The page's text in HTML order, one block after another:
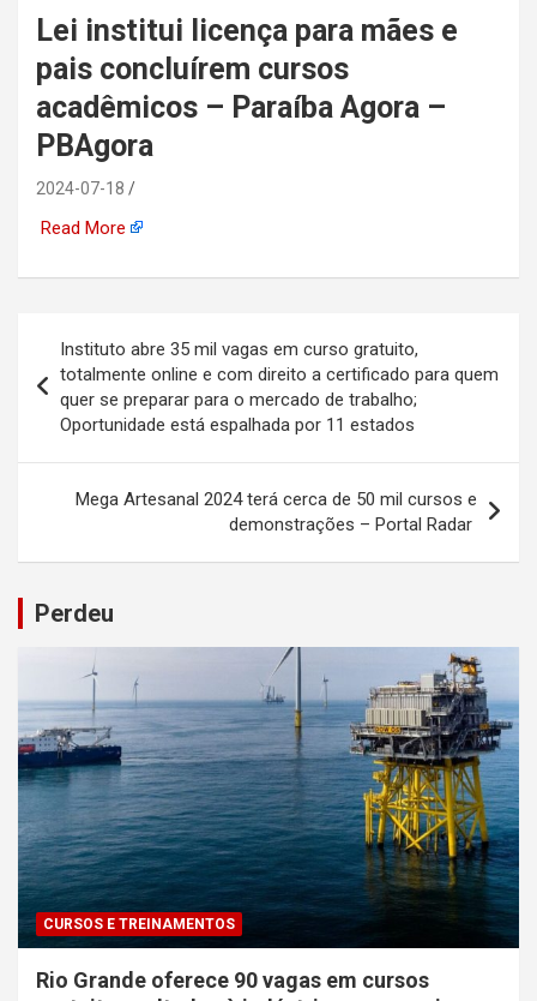
automotiva, mineração,
indústria naval, etc
Lei institui licença para mães e
pais concluírem cursos
acadêmicos – Paraíba Agora –
PBAgora
2024-07-18
Read More
de
Post
Instituto abre 35 mil vagas em curso gratuito,
totalmente online e com direito a certificado para quem
quer se preparar para o mercado de trabalho;
Oportunidade está espalhada por 11 estados
Mega Artesanal 2024 terá cerca de 50 mil cursos e
demonstrações – Portal Radar
Perdeu
CURSOS E TREINAMENTOS
Rio Grande oferece 90 vagas em cursos